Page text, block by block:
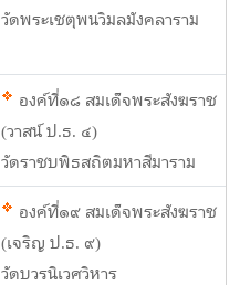
วัดพระเชตุพนวิมลมังคลาราม
องค์ที่๑๘ สมเด็จพระสังฆราช
(วาสน์ ป.ธ. ๔)
วัดราชบพิธสถิตมหาสีมาราม
องค์ที่๑๙ สมเด็จพระสังฆราช
(เจริญ ป.ธ. ๙)
วัดบวรนิเวศวิหาร